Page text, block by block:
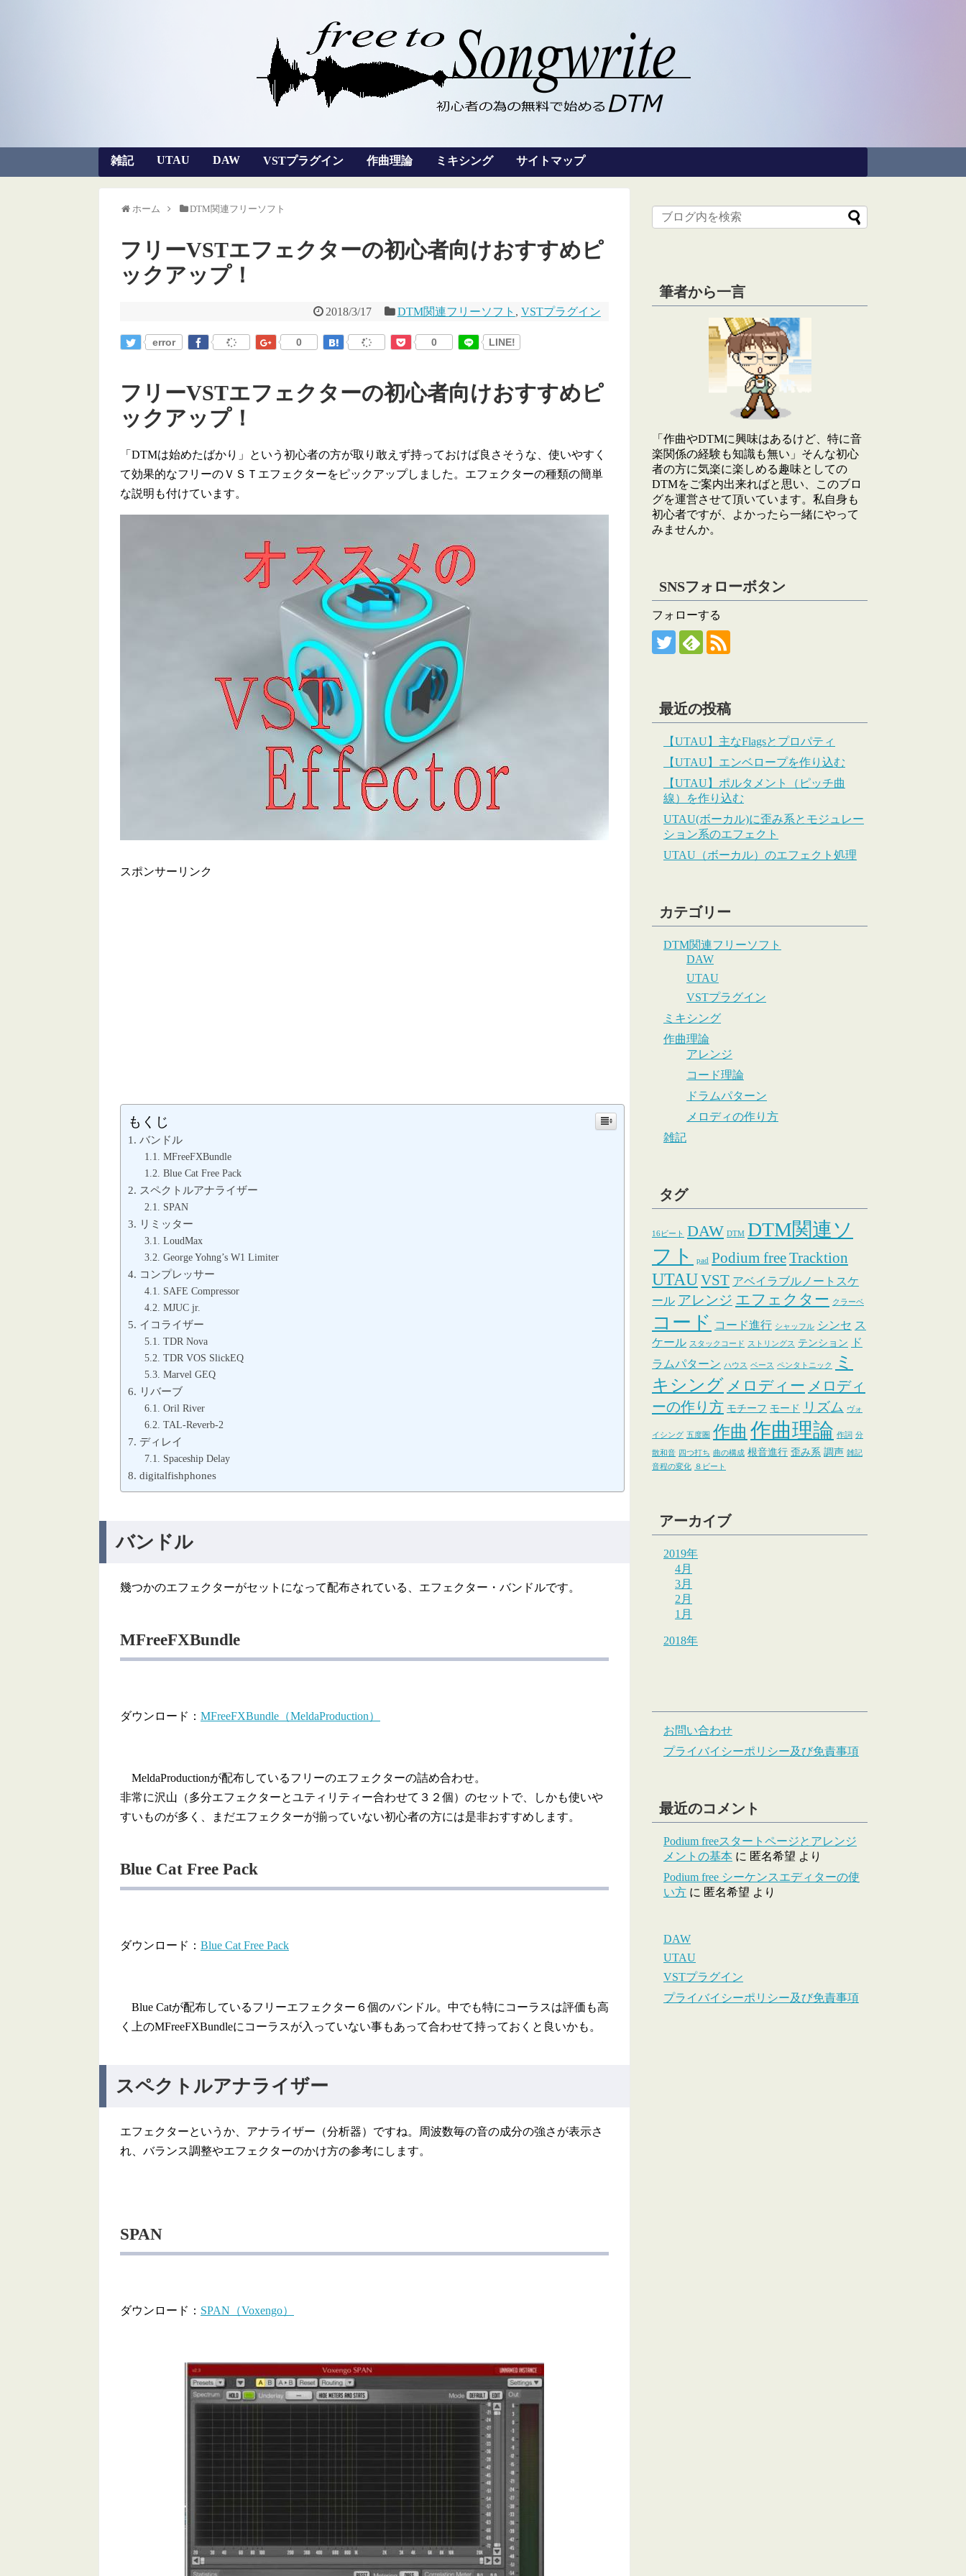
雑記 UTAU DAW VSTプラグイン 作曲理論 ミキシング サイトマップ
ホーム DTM関連フリーソフト
フリーVSTエフェクターの初心者向けおすすめピ
ックアップ！
2018/3/17 DTM関連フリーソフト , VSTプラグイン
error 0 0 LINE!
フリーVSTエフェクターの初心者向けおすすめピ
ックアップ！
「DTMは始めたばかり」という初心者の方が取り敢えず持っておけば良さそうな、使いやすく
て効果的なフリーのＶＳＴエフェクターをピックアップしました。エフェクターの種類の簡単
な説明も付けています。
スポンサーリンク
もくじ
バンドル
MFreeFXBundle
Blue Cat Free Pack
スペクトルアナライザー
SPAN
リミッター
LoudMax
George Yohng’s W1 Limiter
コンプレッサー
SAFE Compressor
MJUC jr.
イコライザー
TDR Nova
TDR VOS SlickEQ
Marvel GEQ
リバーブ
Oril River
TAL-Reverb-2
ディレイ
Spaceship Delay
digitalfishphones
バンドル
幾つかのエフェクターがセットになって配布されている、エフェクター・バンドルです。
MFreeFXBundle
ダウンロード： MFreeFXBundle（MeldaProduction）
MeldaProductionが配布しているフリーのエフェクターの詰め合わせ。
非常に沢山（多分エフェクターとユティリティー合わせて３２個）のセットで、しかも使いや
すいものが多く、まだエフェクターが揃っていない初心者の方には是非おすすめします。
Blue Cat Free Pack
ダウンロード： Blue Cat Free Pack
Blue Catが配布しているフリーエフェクター６個のバンドル。中でも特にコーラスは評価も高
く上のMFreeFXBundleにコーラスが入っていない事もあって合わせて持っておくと良いかも。
スペクトルアナライザー
エフェクターというか、アナライザー（分析器）ですね。周波数毎の音の成分の強さが表示さ
れ、バランス調整やエフェクターのかけ方の参考にします。
SPAN
ダウンロード： SPAN（Voxengo）
筆者から一言
「作曲やDTMに興味はあるけど、特に音
楽関係の経験も知識も無い」そんな初心
者の方に気楽に楽しめる趣味としての
DTMをご案内出来ればと思い、このブロ
グを運営させて頂いています。私自身も
初心者ですが、よかったら一緒にやって
みませんか。
SNSフォローボタン
フォローする
最近の投稿
【UTAU】主なFlagsとプロパティ
【UTAU】エンベロープを作り込む
【UTAU】ポルタメント（ピッチ曲
線）を作り込む
UTAU(ボーカル)に歪み系とモジュレー
ション系のエフェクト
UTAU（ボーカル）のエフェクト処理
カテゴリー
DTM関連フリーソフト
DAW
UTAU
VSTプラグイン
ミキシング
作曲理論
アレンジ
コード理論
ドラムパターン
メロディの作り方
雑記
タグ
16ビート DAW DTM DTM関連ソ
フト
pad Podium freeTracktion
UTAUVST アベイラブルノートスケ
ール アレンジ エフェクター クラーベ
コード コード進行 シャッフル シンセ ス
ケール スタックコード ストリングス テンション
ド
ラムパターン ハウス ベース ペンタトニック
ミ
キシング メロディー メロディ
ーの作り方 モチーフ モード リズム ヴォ
イシング 五度圏 作曲 作曲理論 作詞 分
散和音 四つ打ち 曲の構成 根音進行 歪み系 調声 雑記
音程の変化 ８ビート
アーカイブ
2019年
4月
3月
2月
1月
2018年
お問い合わせ
プライバイシーポリシー及び免責事項
最近のコメント
Podium freeスタートページとアレンジ
メントの基本 に 匿名希望 より
Podium free シーケンスエディターの使
い方 に 匿名希望 より
DAW
UTAU
VSTプラグイン
プライバイシーポリシー及び免責事項